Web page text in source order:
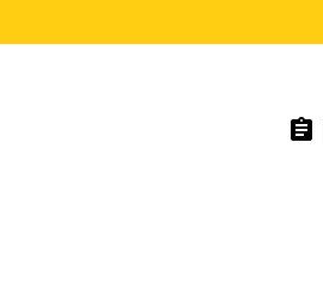
assignment